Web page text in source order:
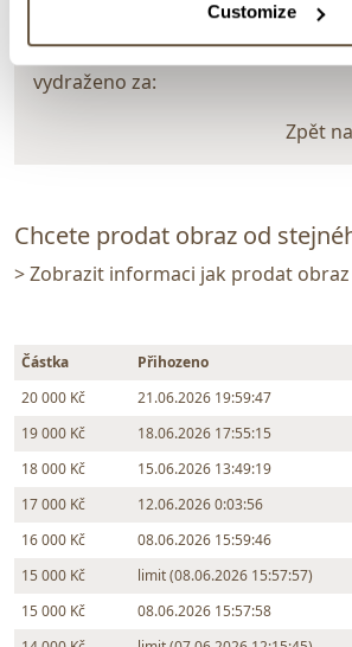
Customize
Vyvolávací cena:
vydraženo za:
Zpět
Chcete prodat obraz od
> Zobrazit informaci jak prodat obraz
Částka Přihozeno
20 000 Kč
21.06.2026 19:59:47
19 000 Kč
18.06.2026 17:55:15
18 000 Kč
15.06.2026 13:49:19
17 000 Kč
12.06.2026 0:03:56
16 000 Kč
08.06.2026 15:59:46
15 000 Kč
limit (08.06.2026 15:57:57)
15 000 Kč
08.06.2026 15:57:58